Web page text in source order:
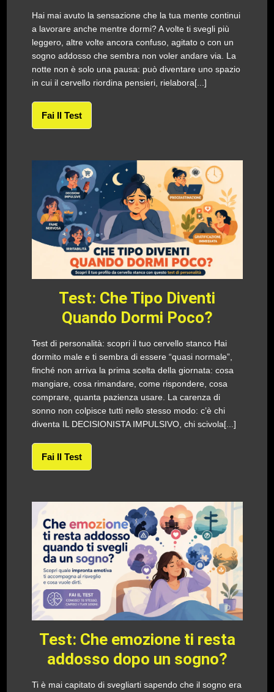
Hai mai avuto la sensazione che la tua mente continui
a lavorare anche mentre dormi? A volte ti svegli più
leggero, altre volte ancora confuso, agitato o con un
sogno addosso che sembra non voler andare via. La
notte non è solo una pausa: può diventare uno spazio
in cui il cervello riordina pensieri, rielabora[...]
Fai Il Test
Test: Che Tipo Diventi
Quando Dormi Poco?
Test di personalità: scopri il tuo cervello stanco Hai
dormito male e ti sembra di essere “quasi normale”,
finché non arriva la prima scelta della giornata: cosa
mangiare, cosa rimandare, come rispondere, cosa
comprare, quanta pazienza usare. La carenza di
sonno non colpisce tutti nello stesso modo: c’è chi
diventa IL DECISIONISTA IMPULSIVO, chi scivola[...]
Fai Il Test
Test: Che emozione ti resta
addosso dopo un sogno?
Ti è mai capitato di svegliarti sapendo che il sogno era